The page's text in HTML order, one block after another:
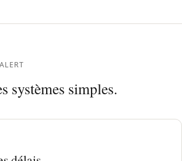
systèmes simples.